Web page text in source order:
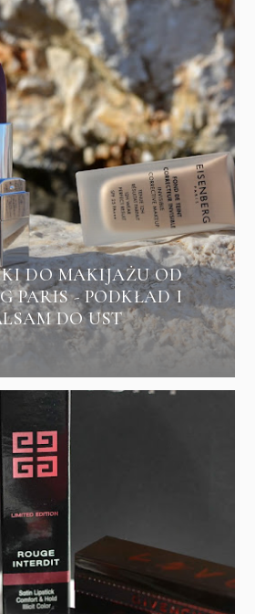
DO MAKIJAŻU OD
PARIS - PODKŁAD I
DO UST